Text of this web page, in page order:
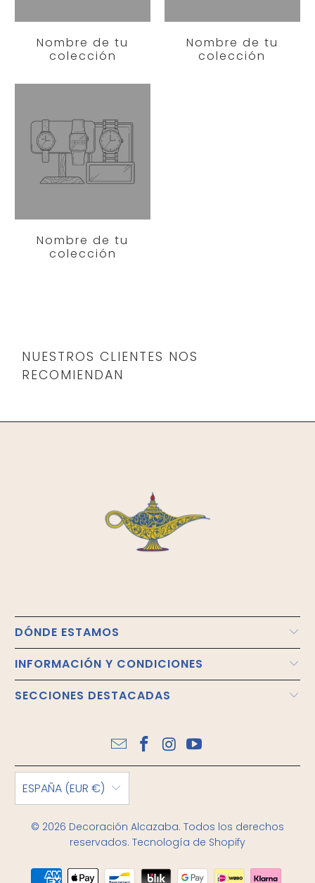
Nombre de tu
colección
Nombre de tu
colección
Nombre de tu
colección
NUESTROS CLIENTES NOS
RECOMIENDAN
DÓNDE ESTAMOS
INFORMACIÓN Y CONDICIONES
SECCIONES DESTACADAS
ESPAÑA (EUR €)
© 2026 Decoración Alcazaba. Todos los derechos
reservados. Tecnología de Shopify